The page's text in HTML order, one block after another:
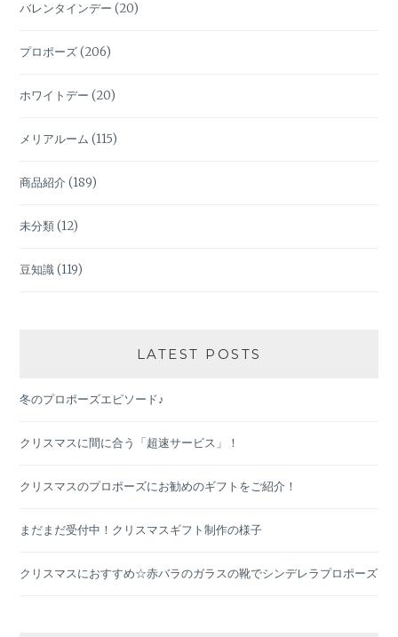
バレンタインデー (20)
プロポーズ(206)
ホワイトデー (20)
メリアルーム (115)
商品紹介 (189)
未分類(12)
豆知識(119)
LATEST POSTS
冬のプロポーズエピソード♪
クリスマスに間に合う「超速サービス」！
クリスマスのプロポーズにお勧めのギフトをご紹介！
まだまだ受付中！クリスマスギフト制作の様子
クリスマスにおすすめ☆赤バラのガラスの靴でシンデレラプロポーズ